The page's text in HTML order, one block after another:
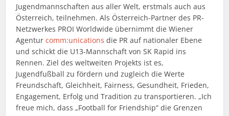
Jugendmannschaften aus aller Welt, erstmals auch aus
Österreich, teilnehmen. Als Österreich-Partner des PR-
Netzwerkes PROI Worldwide übernimmt die Wiener
Agenturcomm:unications die PR auf nationaler Ebene
und schickt die U13-Mannschaft von SK Rapid ins
Rennen. Ziel des weltweiten Projekts ist es,
Jugendfußball zu fördern und zugleich die Werte
Freundschaft, Gleichheit, Fairness, Gesundheit, Frieden,
Engagement, Erfolg und Tradition zu transportieren. „Ich
freue mich, dass „Football for Friendship“ die Grenzen